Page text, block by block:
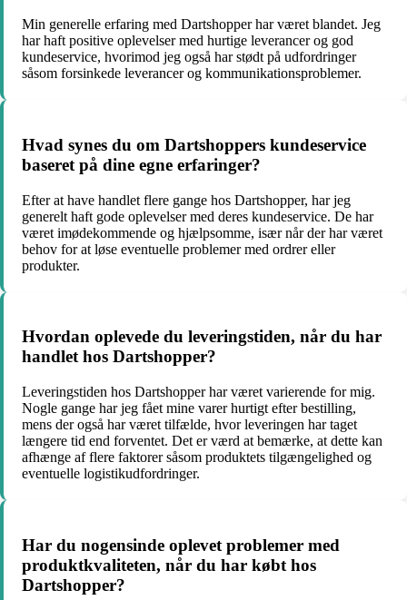
Min generelle erfaring med Dartshopper har været blandet. Jeg
har haft positive oplevelser med hurtige leverancer og god
kundeservice, hvorimod jeg også har stødt på udfordringer
såsom forsinkede leverancer og kommunikationsproblemer.
Hvad synes du om Dartshoppers kundeservice
baseret på dine egne erfaringer?
Efter at have handlet flere gange hos Dartshopper, har jeg
generelt haft gode oplevelser med deres kundeservice. De har
været imødekommende og hjælpsomme, især når der har været
behov for at løse eventuelle problemer med ordrer eller
produkter.
Hvordan oplevede du leveringstiden, når du har
handlet hos Dartshopper?
Leveringstiden hos Dartshopper har været varierende for mig.
Nogle gange har jeg fået mine varer hurtigt efter bestilling,
mens der også har været tilfælde, hvor leveringen har taget
længere tid end forventet. Det er værd at bemærke, at dette kan
afhænge af flere faktorer såsom produktets tilgængelighed og
eventuelle logistikudfordringer.
Har du nogensinde oplevet problemer med
produktkvaliteten, når du har købt hos
Dartshopper?